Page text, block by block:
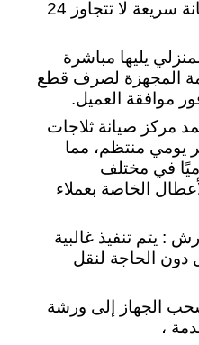
يحرص على تقديم خدمة صيانة سريعة لا تتجاوز 24
يليها مباشرة
المجهزة لصرف قطع
فور موافقة العميل.
مركز صيانة ثلاجات
يومي منتظم، مما
في مختلف
الخاصة بعملاء
: يتم تنفيذ غالبية
دون الحاجة لنقل
الجهاز إلى ورشة